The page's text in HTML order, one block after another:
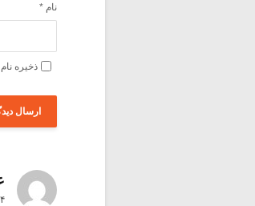
نام *
ذخیره
۴ دی ۱۴۰۳ در ۱۱:۵۲ ب٫ظ